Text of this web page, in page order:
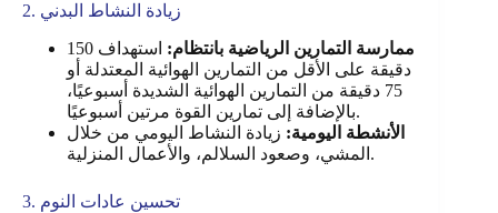
2. زيادة النشاط البدني
ممارسة التمارين الرياضية بانتظام:
استهداف 150
دقيقة على الأقل من التمارين الهوائية المعتدلة أو
75 دقيقة من التمارين الهوائية الشديدة أسبوعيًا،
بالإضافة إلى تمارين القوة مرتين أسبوعيًا.
الأنشطة اليومية: زيادة النشاط اليومي من خلال
المشي، وصعود السلالم، والأعمال المنزلية.
3. تحسين عادات النوم